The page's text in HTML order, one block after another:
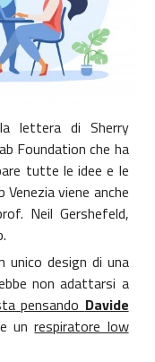
la lettera di Sherry
Foundation che ha
tutte le idee e le
viene anche
Neil Gershefeld,
unico design di una
non adattarsi a
pensando Davide
unrespiratore low